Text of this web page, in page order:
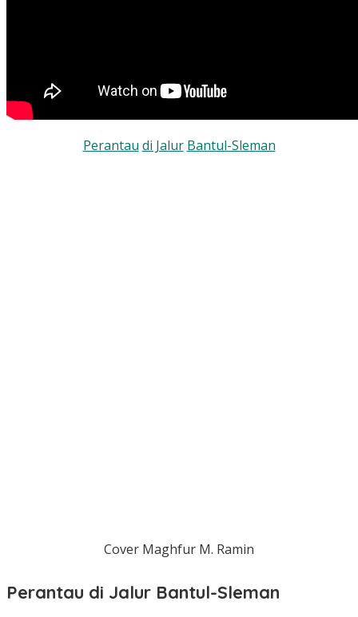
Perantau di Jalur Bantul-Sleman
Cover Maghfur M. Ramin
Perantau di Jalur Bantul-Sleman